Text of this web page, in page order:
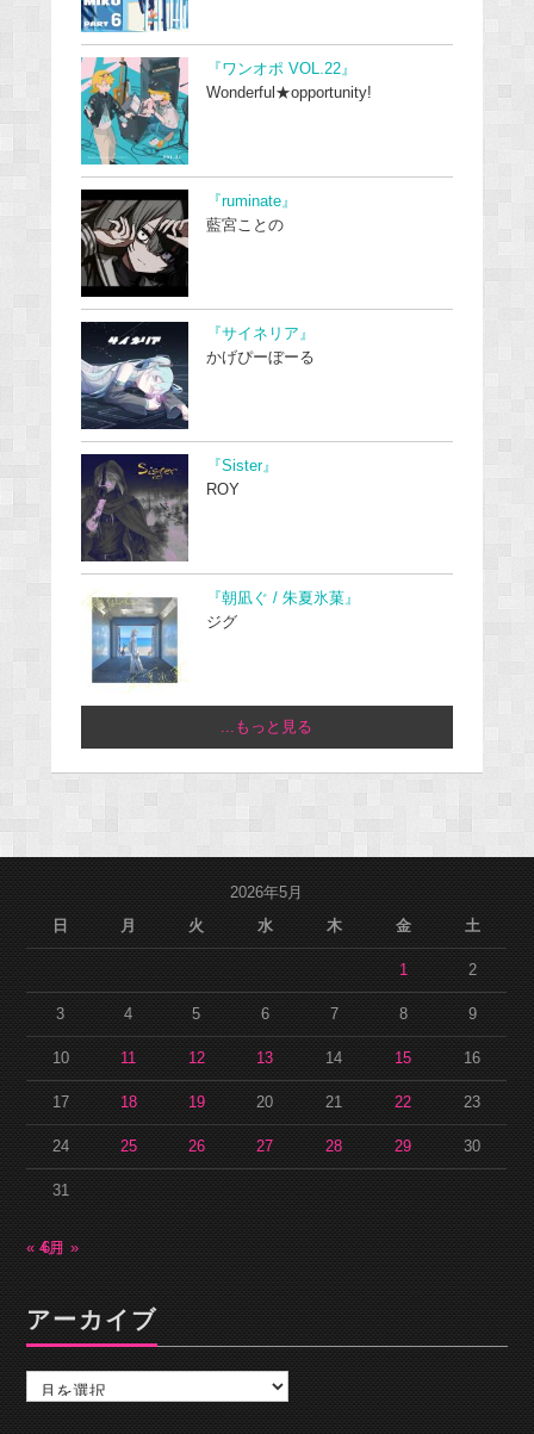
『ワンオポ VOL.22』
Wonderful★opportunity!
『ruminate』
藍宮ことの
『サイネリア』
かげぴーぼーる
『Sister』
ROY
『朝凪ぐ / 朱夏氷菓』
ジグ
...もっと見る
2026年5月
日
月 火 水 木 金 土
1 2
3 4 5 6 7 8 9
10 11 12 13 14 15 16
17 18 19 20 21 22 23
24 25 26 27 28 29 30
31
« 4月6月 »
アーカイブ
カ